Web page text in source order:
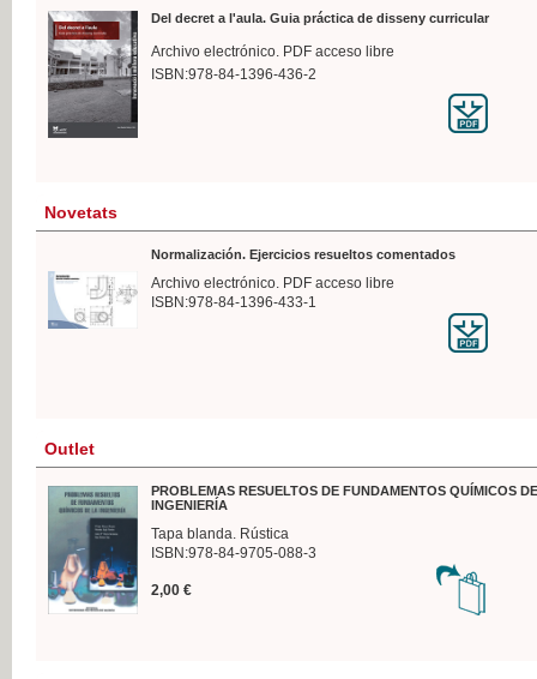
Del decret a l'aula. Guia práctica de disseny curricular
Archivo electrónico. PDF acceso libre
ISBN:978-84-1396-436-2
Novetats
Normalización. Ejercicios resueltos comentados
Archivo electrónico. PDF acceso libre
ISBN:978-84-1396-433-1
Outlet
PROBLEMAS RESUELTOS DE FUNDAMENTOS QUÍMICOS
INGENIERÍA
Tapa blanda. Rústica
ISBN:978-84-9705-088-3
2,00 €